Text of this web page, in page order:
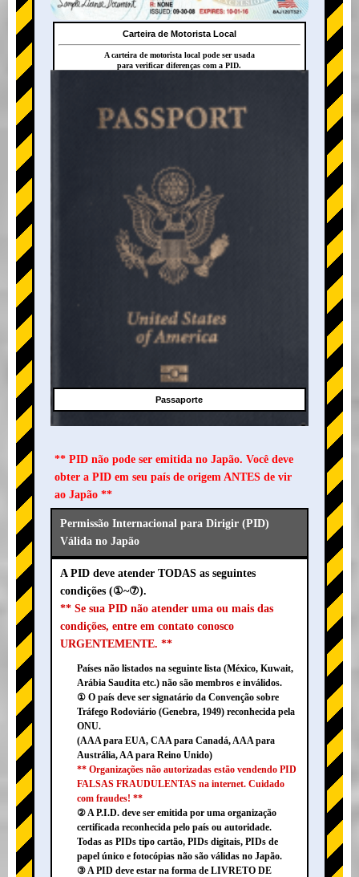
+
Carteira de Motorista Local
A carteira de motorista local pode ser usada
para verificar diferenças com a PID.
Passaporte
** PID não pode ser emitida no Japão. Você deve
obter a PID em seu país de origem ANTES de vir
ao Japão **
Permissão Internacional para Dirigir (PID)
Válida no Japão
A PID deve atender TODAS as seguintes
condições (①~⑦).
** Se sua PID não atender uma ou mais das
condições, entre em contato conosco
URGENTEMENTE. **
Países não listados na seguinte lista (México, Kuwait,
Arábia Saudita etc.) não são membros e inválidos.
① O país deve ser signatário da Convenção sobre
Tráfego Rodoviário (Genebra, 1949) reconhecida pela
ONU.
(AAA para EUA, CAA para Canadá, AAA para
Austrália, AA para Reino Unido)
** Organizações não autorizadas estão vendendo PID
FALSAS FRAUDULENTAS na internet. Cuidado
com fraudes! **
② A P.I.D. deve ser emitida por uma organização
certificada reconhecida pelo país ou autoridade.
Todas as PIDs tipo cartão, PIDs digitais, PIDs de
papel único e fotocópias não são válidas no Japão.
③ A PID deve estar na forma de LIVRETO DE